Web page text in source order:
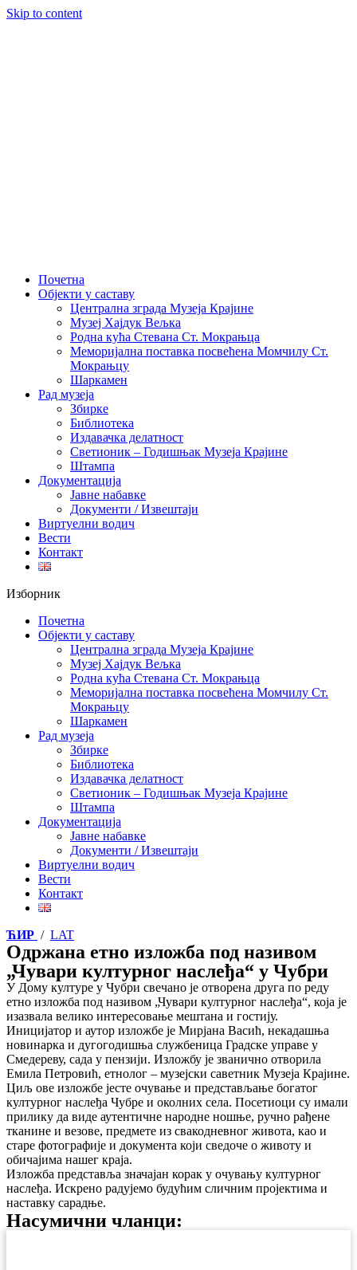
Skip to content
Почетна
Објекти у саставу
Централна зграда Музеја Крајине
Музеј Хајдук Вељка
Родна кућа Стевана Ст. Мокрањца
Меморијална поставка посвећена Момчилу Ст.
Мокрањцу
Шаркамен
Рад музеја
Збирке
Библиотека
Издавачка делатност
Светионик – Годишњак Музеја Крајине
Штампа
Документација
Јавне набавке
Документи / Извештаји
Виртуелни водич
Вести
Контакт
Изборник
Почетна
Објекти у саставу
Централна зграда Музеја Крајине
Музеј Хајдук Вељка
Родна кућа Стевана Ст. Мокрањца
Меморијална поставка посвећена Момчилу Ст.
Мокрањцу
Шаркамен
Рад музеја
Збирке
Библиотека
Издавачка делатност
Светионик – Годишњак Музеја Крајине
Штампа
Документација
Јавне набавке
Документи / Извештаји
Виртуелни водич
Вести
Контакт
ЋИР / LAT
Одржана етно изложба под називом
„Чувари културног наслеђа“ у Чубри
У Дому културе у Чубри свечано је отворена друга по реду
етно изложба под називом „Чувари културног наслеђа“, која је
изазвала велико интересовање мештана и гостију.
Иницијатор и аутор изложбе је Мирјана Васић, некадашња
новинарка и дугогодишња службеница Градске управе у
Смедереву, сада у пензији. Изложбу је званично отворила
Емила Петровић, етнолог – музејски саветник Музеја Крајине.
Циљ ове изложбе јесте очување и представљање богатог
културног наслеђа Чубре и околних села. Посетиоци су имали
прилику да виде аутентичне народне ношње, ручно рађене
тканине и везове, предмете из свакодневног живота, као и
старе фотографије и документа који сведоче о животу и
обичајима нашег краја.
Изложба представља значајан корак у очувању културног
наслеђа. Искрено радујемо будућим сличним пројектима и
наставку сарадње.
Насумични чланци: